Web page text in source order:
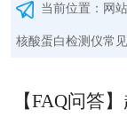
当前位置： 网
核酸蛋白检测仪常
【FAQ问答